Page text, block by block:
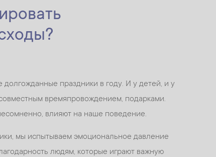
праздники в году. И у детей, и у
времяпровождением, подарками.
влияют на наше поведение.
мы испытываем эмоциональное давление
людям, которые играют важную